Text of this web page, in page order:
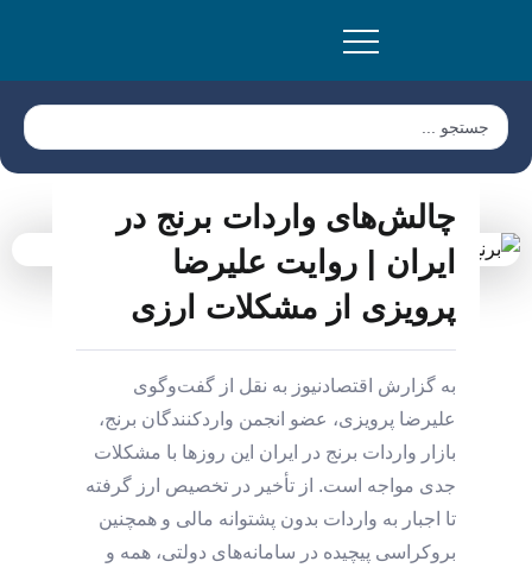
چالش‌های واردات برنج در
ایران | روایت علیرضا
پرویزی از مشکلات ارزی
به گزارش اقتصادنیوز به نقل از گفت‌وگوی
علیرضا پرویزی، عضو انجمن واردکنندگان برنج،
بازار واردات برنج در ایران این روزها با مشکلات
جدی مواجه است. از تأخیر در تخصیص ارز گرفته
تا اجبار به واردات بدون پشتوانه مالی و همچنین
بروکراسی پیچیده در سامانه‌های دولتی، همه و